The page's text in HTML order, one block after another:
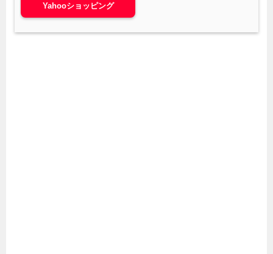
Yahooショッピング